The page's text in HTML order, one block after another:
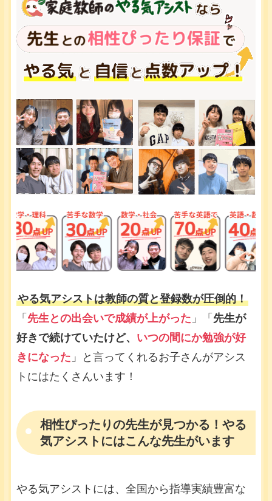
やる気アシストは教師の質と登録数が圧倒的！
「 先生との出会いで成績が上がった 」「 先生が
好きで続けていたけど、 いつの間にか勉強が好
きになった 」と言ってくれるお子さんがアシス
トにはたくさんいます！
相性ぴったりの先生が見つかる！やる
気アシストにはこんな先生がいます
やる気アシストには、全国から指導実績豊富な